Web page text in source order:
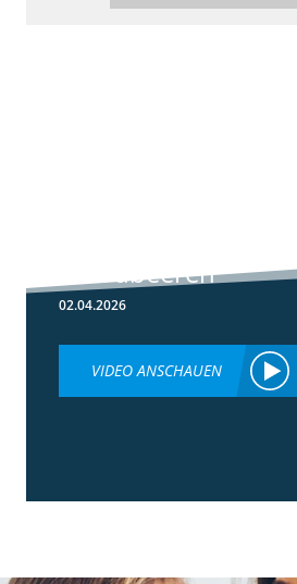
in Erdbeeren
02.04.2026
VIDEO ANSCHAUEN